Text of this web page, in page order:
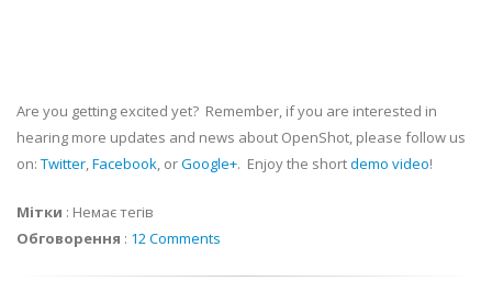
Are you getting excited yet? Remember, if you are interested in
hearing more updates and news about OpenShot, please follow us
on: Twitter,Facebook, orGoogle+. Enjoy the shortdemo video!
Мітки : Немає тегів
Обговорення : 12 Comments